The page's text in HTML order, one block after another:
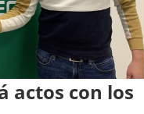
actos con los